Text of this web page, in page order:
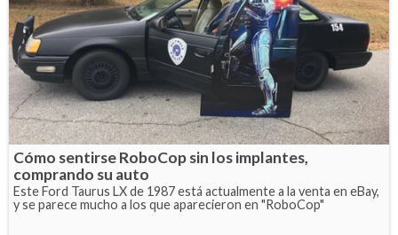
Cómo sentirse RoboCop sin los implantes,
comprando su auto
Este Ford Taurus LX de 1987 está actualmente a la venta en eBay,
y se parece mucho a los que aparecieron en "RoboCop"